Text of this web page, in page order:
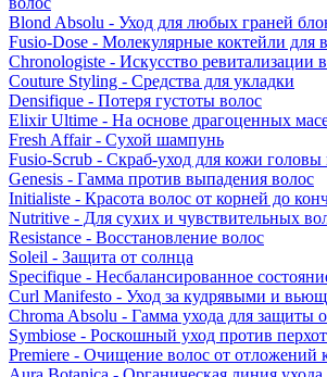
Blond Absolu - Уход для любых граней
Fusio-Dose - Молекулярные коктейли для
Chronologiste - Искусство ревитализации
Couture Styling - Средства для укладки
Densifique - Потеря густоты волос
Elixir Ultime - На основе драгоценных
Fresh Affair - Сухой шампунь
Fusio-Scrub - Скраб-уход для кожи головы
Genesis - Гамма против выпадения волос
Initialiste - Красота волос от корней до
Nutritive - Для сухих и чувствительных
Resistance - Восстановление волос
Soleil - Защита от солнца
Specifique - Несбалансированное
Curl Manifesto - Уход за кудрявыми и
Chroma Absolu - Гамма ухода для защиты
Symbiose - Роскошный уход против
Premiere - Очищение волос от отложений